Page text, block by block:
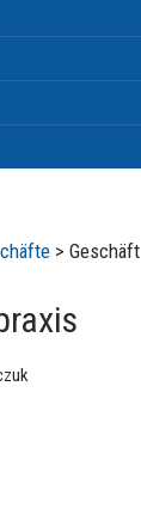
> Geschäft